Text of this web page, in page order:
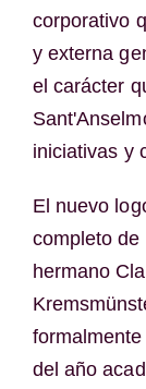
corporativo
y externa
el carácter
iniciativas y
El nuevo
completo
hermano
del año